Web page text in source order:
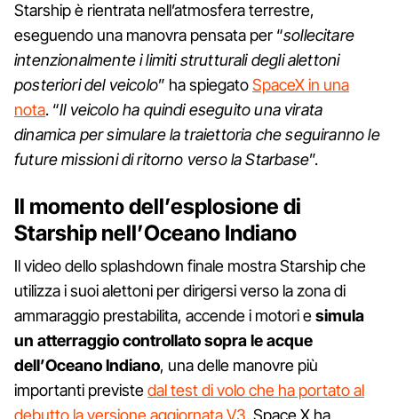
Starship è rientrata nell’atmosfera terrestre,
eseguendo una manovra pensata per “sollecitare
intenzionalmente i limiti strutturali degli alettoni
posteriori del veicolo” ha spiegatoSpaceX in una
nota. “Il veicolo ha quindi eseguito una virata
dinamica per simulare la traiettoria che seguiranno le
future missioni di ritorno verso la Starbase”.
Il momento dell’esplosione di
Starship nell’Oceano Indiano
Il video dello splashdown finale mostra Starship che
utilizza i suoi alettoni per dirigersi verso la zona di
ammaraggio prestabilita, accende i motori esimula
un atterraggio controllato sopra le acque
dell’Oceano Indiano, una delle manovre più
importanti previstedal test di volo che ha portato al
debutto la versione aggiornata V3. Space X ha